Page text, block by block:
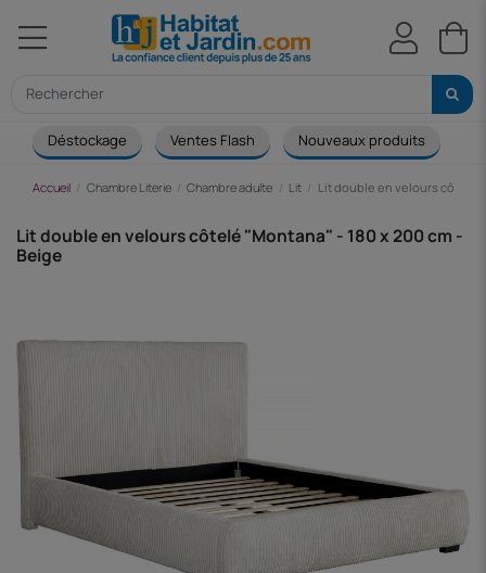
Déstockage Ventes Flash Nouveaux produits
Accueil Chambre Literie Chambre adulte Lit Lit double en velours côtelé
Lit double en velours côtelé "Montana" - 180 x 200 cm -
Beige